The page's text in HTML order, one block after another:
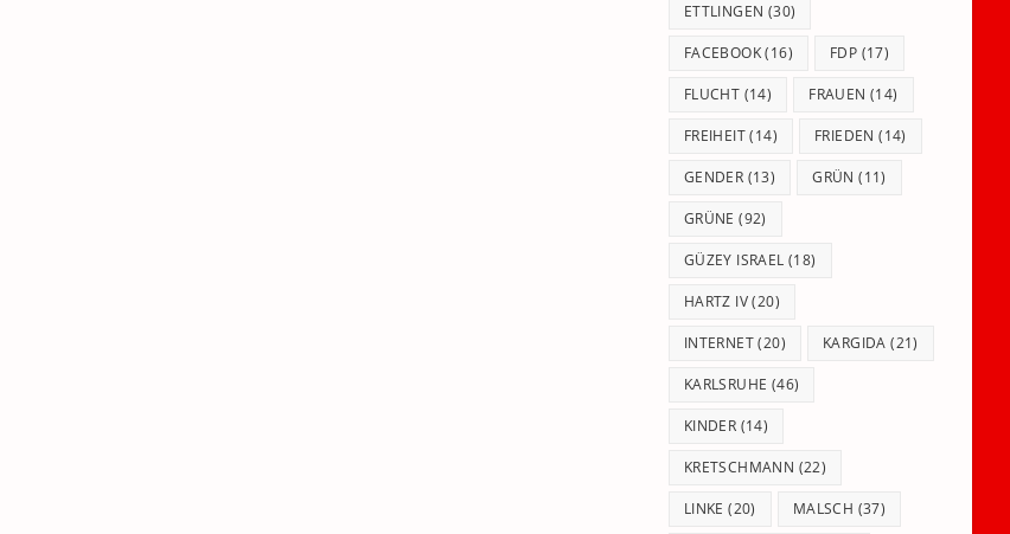
ETTLINGEN (30)
FACEBOOK(16) FDP (17)
FLUCHT (14) FRAUEN (14)
FREIHEIT(14) FRIEDEN (14)
GENDER (13) GRÜN (11)
GRÜNE (92)
GÜZEY ISRAEL (18)
HARTZ IV(20)
INTERNET(20) KARGIDA (21)
KARLSRUHE (46)
KINDER (14)
KRETSCHMANN (22)
LINKE (20) MALSCH (37)